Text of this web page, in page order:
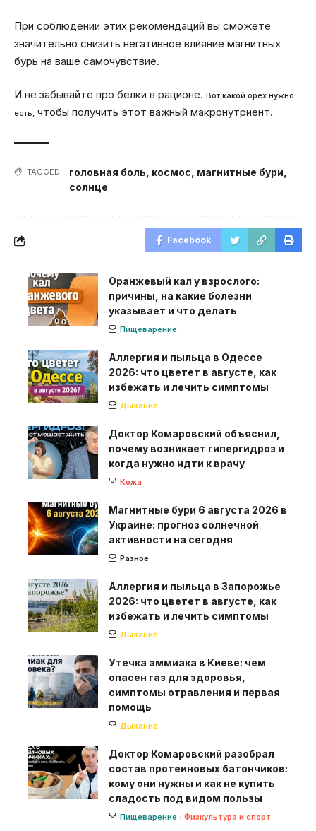
При соблюдении этих рекомендаций вы сможете
значительно снизить негативное влияние магнитных
бурь на ваше самочувствие.
И не забывайте про белки в рационе. Вот какой орех нужно
есть, чтобы получить этот важный макронутриент.
TAGGED: головная боль космос магнитные бури
солнце
Facebook
Оранжевый кал у взрослого:
причины, на какие болезни
указывает и что делать
Пищеварение
Аллергия и пыльца в Одессе
2026: что цветет в августе, как
избежать и лечить симптомы
Дыхание
Доктор Комаровский объяснил,
почему возникает гипергидроз и
когда нужно идти к врачу
Кожа
Магнитные бури 6 августа 2026 в
Украине: прогноз солнечной
активности на сегодня
Разное
Аллергия и пыльца в Запорожье
2026: что цветет в августе, как
избежать и лечить симптомы
Дыхание
Утечка аммиака в Киеве: чем
опасен газ для здоровья,
симптомы отравления и первая
помощь
Дыхание
Доктор Комаровский разобрал
состав протеиновых батончиков:
кому они нужны и как не купить
сладость под видом пользы
Пищеварение Физкультура и спорт